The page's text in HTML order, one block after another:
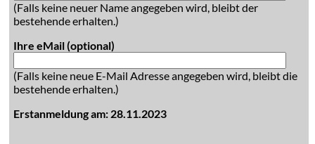
(Falls keine neuer Name angegeben wird, bleibt der
bestehende erhalten.)
Ihre eMail (optional)
(Falls keine neue E-Mail Adresse angegeben wird, bleibt die
bestehende erhalten.)
Erstanmeldung am: 28.11.2023